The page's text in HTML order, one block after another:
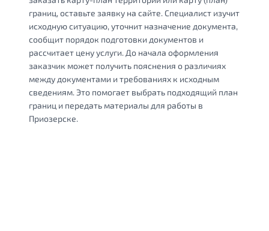
границ, оставьте заявку на сайте. Специалист изучит
исходную ситуацию, уточнит назначение документа,
сообщит порядок подготовки документов и
рассчитает цену услуги. До начала оформления
заказчик может получить пояснения о различиях
между документами и требованиях к исходным
сведениям. Это помогает выбрать подходящий план
границ и передать материалы для работы в
Приозерске.